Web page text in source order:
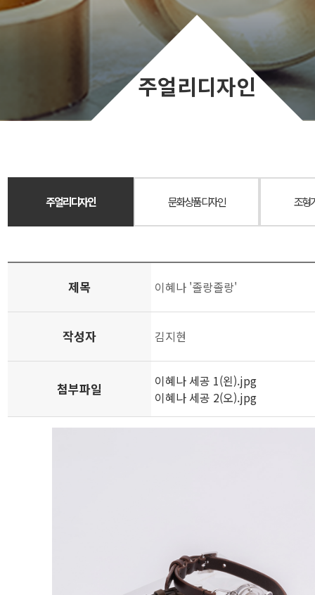
주얼리디자인
주얼리디자인 문화상품디자인 조형
제목 이혜나 '졸랑졸랑'
작성자 김지현
첨부파일
이혜나 세공 1(왼).jpg
이혜나 세공 2(오).jpg